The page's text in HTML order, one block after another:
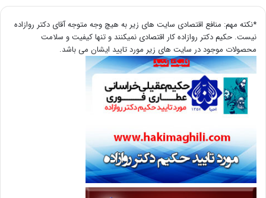
*نکته مهم: منافع اقتصادی سایت های زیر به هیچ وجه متوجه آقای دکتر روازاده
نیست. حکیم دکتر روازاده کار اقتصادی نمیکنند و تنها کیفیت و سلامت
محصولات موجود در سایت های زیر مورد تایید ایشان می باشد.